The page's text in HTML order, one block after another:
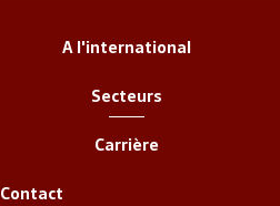
A l'international
Secteurs
Carrière
Contact